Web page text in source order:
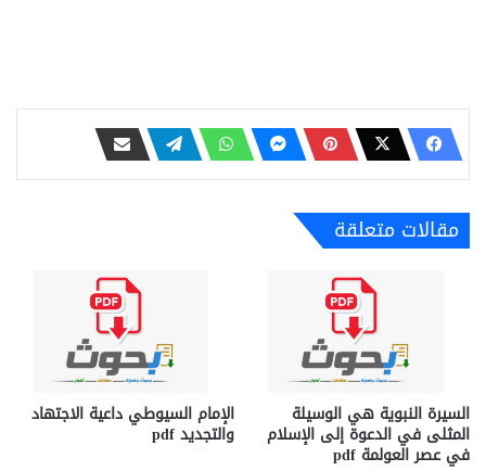
مقالات متعلقة
السيرة النبوية هي الوسيلة
المثلى في الدعوة إلى الإسلام
في عصر العولمة pdf
الإمام السيوطي داعية الاجتهاد
والتجديد pdf